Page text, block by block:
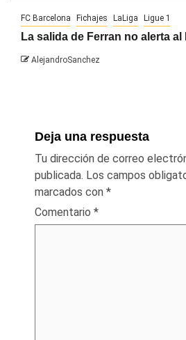
FC Barcelona Fichajes LaLiga Ligue 1
La salida de Ferran no alerta
AlejandroSanchez
Deja una respuesta
Tu dirección de correo
publicada. Los campos
marcados con *
Comentario *